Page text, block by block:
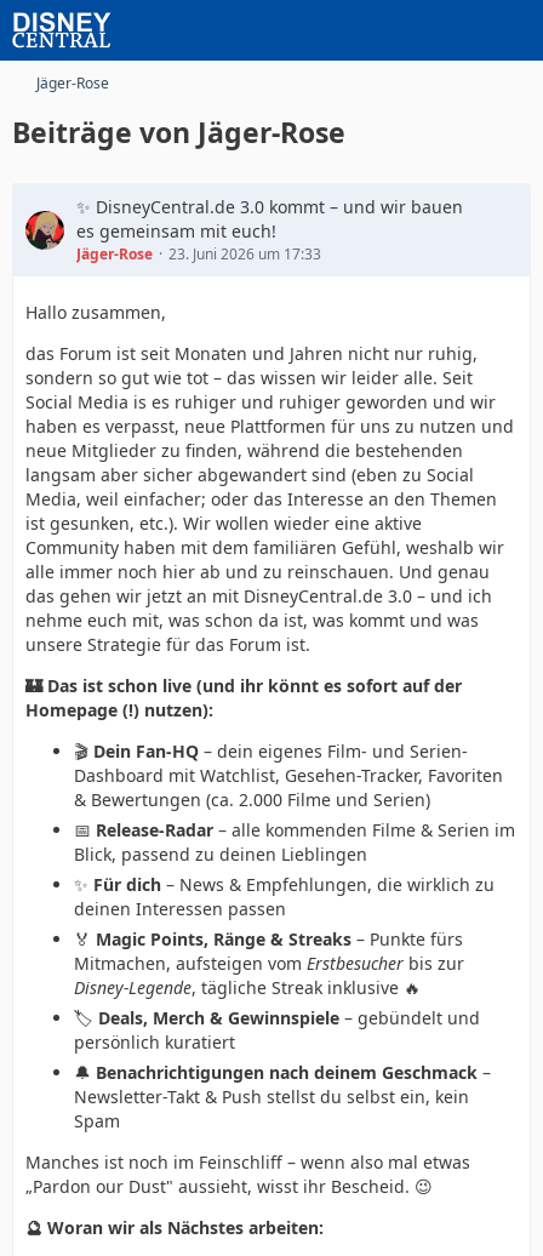
Jäger-Rose
Beiträge von Jäger-Rose
✨ DisneyCentral.de 3.0 kommt – und wir bauen
es gemeinsam mit euch!
Jäger-Rose 23. Juni 2026 um 17:33
Hallo zusammen,
das Forum ist seit Monaten und Jahren nicht nur ruhig,
sondern so gut wie tot – das wissen wir leider alle. Seit
Social Media is es ruhiger und ruhiger geworden und wir
haben es verpasst, neue Plattformen für uns zu nutzen und
neue Mitglieder zu finden, während die bestehenden
langsam aber sicher abgewandert sind (eben zu Social
Media, weil einfacher; oder das Interesse an den Themen
ist gesunken, etc.). Wir wollen wieder eine aktive
Community haben mit dem familiären Gefühl, weshalb wir
alle immer noch hier ab und zu reinschauen. Und genau
das gehen wir jetzt an mit DisneyCentral.de 3.0 – und ich
nehme euch mit, was schon da ist, was kommt und was
unsere Strategie für das Forum ist.
🏰 Das ist schon live (und ihr könnt es sofort auf der
Homepage (!) nutzen):
🎬 Dein Fan-HQ – dein eigenes Film- und Serien-
Dashboard mit Watchlist, Gesehen-Tracker, Favoriten
& Bewertungen (ca. 2.000 Filme und Serien)
📅 Release-Radar – alle kommenden Filme & Serien im
Blick, passend zu deinen Lieblingen
✨ Für dich – News & Empfehlungen, die wirklich zu
deinen Interessen passen
🏅 Magic Points, Ränge & Streaks – Punkte fürs
Mitmachen, aufsteigen vom Erstbesucher bis zur
Disney-Legende, tägliche Streak inklusive 🔥
🏷️ Deals, Merch & Gewinnspiele – gebündelt und
persönlich kuratiert
🔔 Benachrichtigungen nach deinem Geschmack –
Newsletter-Takt & Push stellst du selbst ein, kein
Spam
Manches ist noch im Feinschliff – wenn also mal etwas
„Pardon our Dust" aussieht, wisst ihr Bescheid. 😉
🔮 Woran wir als Nächstes arbeiten: